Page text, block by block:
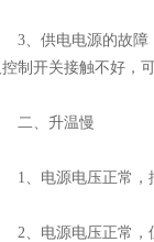
、供电电源的故障：
控制开关接触不好，
、升温慢
、电源电压正常，控
、电源电压正常，但